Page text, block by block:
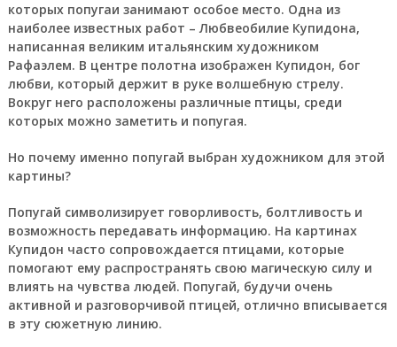
которых попугаи занимают особое место. Одна из
наиболее известных работ – Любвеобилие Купидона,
написанная великим итальянским художником
Рафаэлем. В центре полотна изображен Купидон, бог
любви, который держит в руке волшебную стрелу.
Вокруг него расположены различные птицы, среди
которых можно заметить и попугая.
Но почему именно попугай выбран художником для этой
картины?
Попугай символизирует говорливость, болтливость и
возможность передавать информацию. На картинах
Купидон часто сопровождается птицами, которые
помогают ему распространять свою магическую силу и
влиять на чувства людей. Попугай, будучи очень
активной и разговорчивой птицей, отлично вписывается
в эту сюжетную линию.